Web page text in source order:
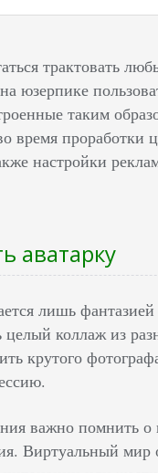
трактовать
юзерпике
таким
время проработки
настройки
аватарку
лишь фантазией
коллаж из
крутого
важно помнить о
Виртуальный мир